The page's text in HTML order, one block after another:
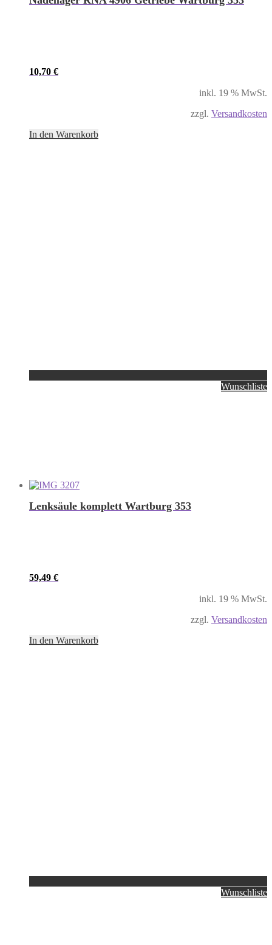
10,70 €
inkl. 19 % MwSt.
zzgl. Versandkosten
In den Warenkorb
Wunschliste
Lenksäule komplett Wartburg 353
59,49 €
inkl. 19 % MwSt.
zzgl. Versandkosten
In den Warenkorb
Wunschliste